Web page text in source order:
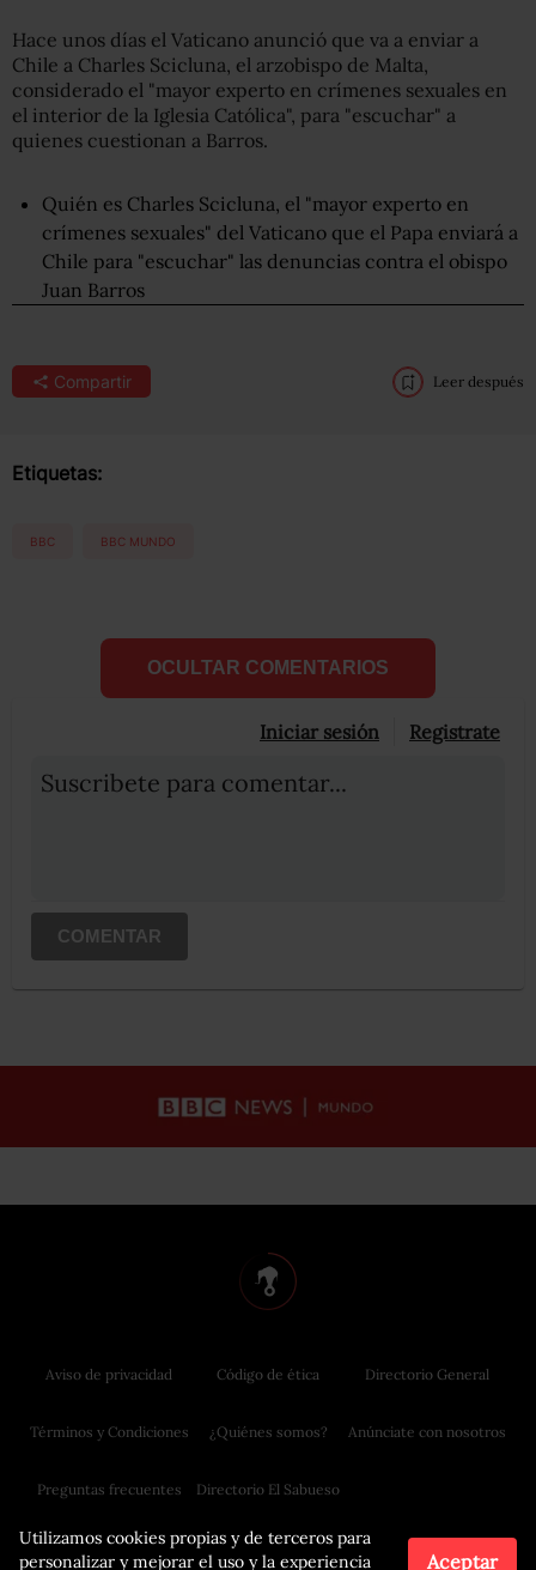
Hace unos días el Vaticano anunció que va a enviar a
Chile a Charles Scicluna, el arzobispo de Malta,
considerado el "mayor experto en crímenes sexuales en
el interior de la Iglesia Católica", para "escuchar" a
quienes cuestionan a Barros.
Quién es Charles Scicluna, el "mayor experto en
crímenes sexuales" del Vaticano que el Papa enviará a
Chile para "escuchar" las denuncias contra el obispo
Juan Barros
Compartir Leer después
Etiquetas:
BBC BBC MUNDO
OCULTAR COMENTARIOS
Iniciar sesión Registrate
Suscribete para comentar...
COMENTAR
Utilizamos cookies propias y de terceros para
personalizar y mejorar el uso y la experiencia
Aceptar
Aviso de privacidad
Términos y Condiciones
Preguntas frecuentes
Código de ética
¿Quiénes somos?
Directorio El Sabueso
Directorio General
Anúnciate con nosotros